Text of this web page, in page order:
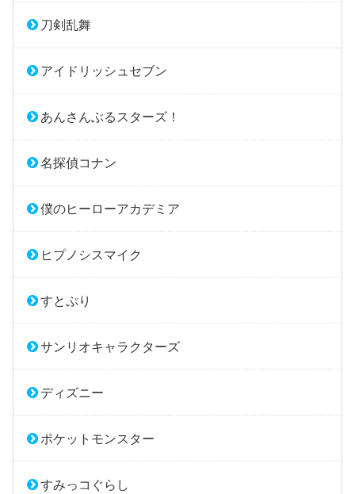
刀剣乱舞
アイドリッシュセブン
あんさんぶるスターズ！
名探偵コナン
僕のヒーローアカデミア
ヒプノシスマイク
すとぷり
サンリオキャラクターズ
ディズニー
ポケットモンスター
すみっコぐらし